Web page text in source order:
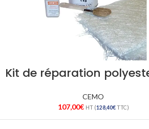
Kit de réparation
CEMO
107,00€ HT (128,40€TTC)